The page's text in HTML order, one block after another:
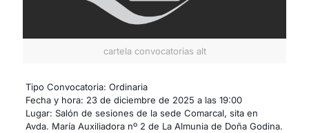
cartela convocatorias alt
Tipo Convocatoria: Ordinaria
Fecha y hora: 23 de diciembre de 2025 a las 19:00
Lugar: Salón de sesiones de la sede Comarcal, sita en
Avda. María Auxiliadora nº 2 de La Almunia de Doña Godina.